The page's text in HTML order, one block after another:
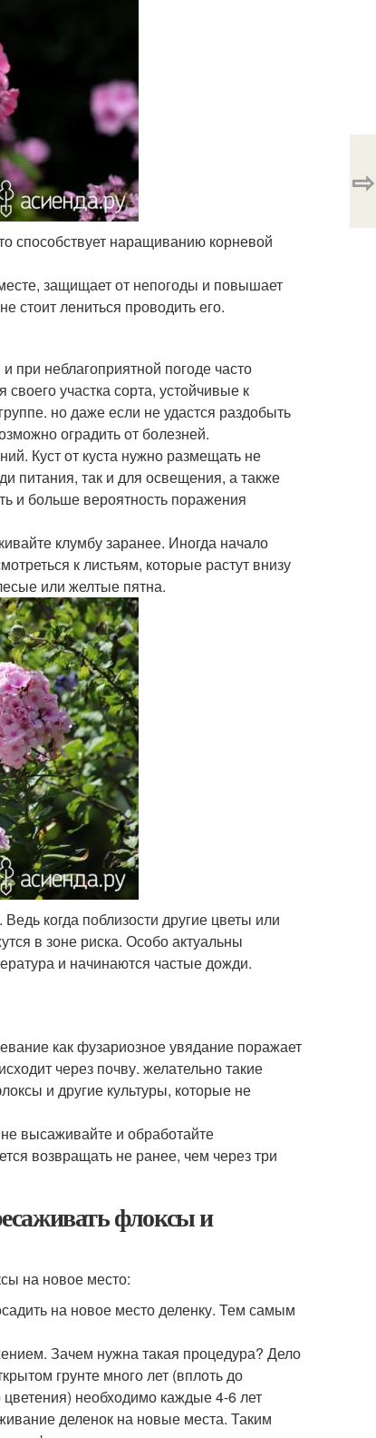
способствует наращиванию корневой
защищает от непогоды и повышает
стоит лениться проводить его.
при неблагоприятной погоде часто
участка сорта, устойчивые к
но даже если не удастся раздобыть
оградить от болезней.
Куст от куста нужно размещать не
питания, так и для освещения, а также
и больше вероятность поражения
клумбу заранее. Иногда начало
к листьям, которые растут внизу
или желтые пятна.
когда поблизости другие цветы или
в зоне риска. Особо актуальны
и начинаются частые дожди.
как фузариозное увядание поражает
через почву. желательно такие
и другие культуры, которые не
высаживайте и обработайте
возвращать не ранее, чем через три
флоксы и
на новое место:
на новое место деленку. Тем самым
Зачем нужна такая процедура? Дело
грунте много лет (вплоть до
необходимо каждые 4-6 лет
деленок на новые места. Таким
⇨